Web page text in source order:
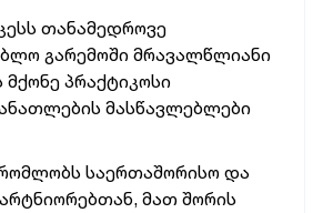
თანამედროვე
გარემოში მრავალწლიანი
პრაქტიკოსი
მასწავლებლები
საერთაშორისო და
მათ შორის